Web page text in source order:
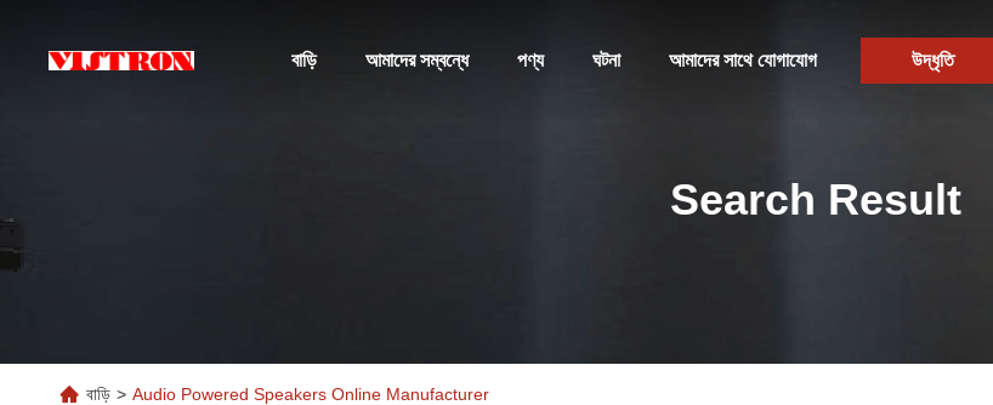
বাড়ি আমাদের সম্বন্ধে পণ্য ঘটনা আমাদের সাথে যোগাযোগ উদ্ধৃতি
Search Result
বাড়ি > Audio Powered Speakers Online Manufacturer